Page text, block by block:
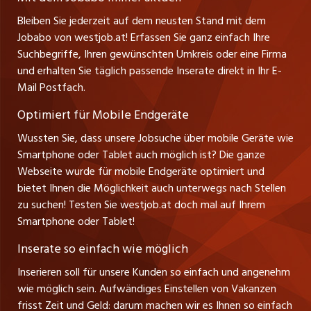
Führungspositionen
Management / Kader-Jobs
jobbern.ch
jobbasel.ch
zentraljob.ch
myjob.ch
schaffu.ch (VS)
ajourjob.ch
russmedia.com
vol.at
Stefan Spötl
Tel. +43 664 39 47 47 7
Leiter westjob.at
Andrea Graf
Tel. +43 664 20 30 02 1
Verkauf und Beratung
Bleiben Sie jederzeit auf dem neusten Stand mit dem
Jobabo von westjob.at! Erfassen Sie ganz einfach Ihre
Suchbegriffe, Ihren gewünschten Umkreis oder eine Firma
und erhalten Sie täglich passende Inserate direkt in Ihr E-
Mail Postfach.
Optimiert für Mobile Endgeräte
Wussten Sie, dass unsere Jobsuche über mobile Geräte wie
Smartphone oder Tablet auch möglich ist? Die ganze
Webseite wurde für mobile Endgeräte optimiert und
bietet Ihnen die Möglichkeit auch unterwegs nach Stellen
zu suchen! Testen Sie westjob.at doch mal auf Ihrem
Smartphone oder Tablet!
Inserate so einfach wie möglich
Inserieren soll für unsere Kunden so einfach und angenehm
wie möglich sein. Aufwändiges Einstellen von Vakanzen
frisst Zeit und Geld: darum machen wir es Ihnen so einfach